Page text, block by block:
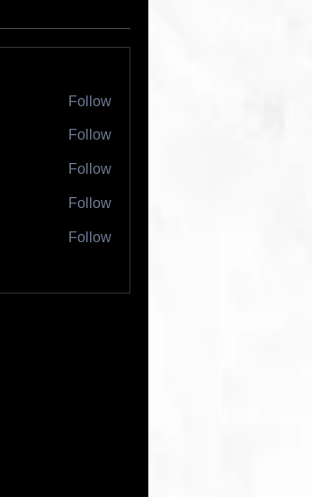
Follow
Follow
Follow
Follow
Follow